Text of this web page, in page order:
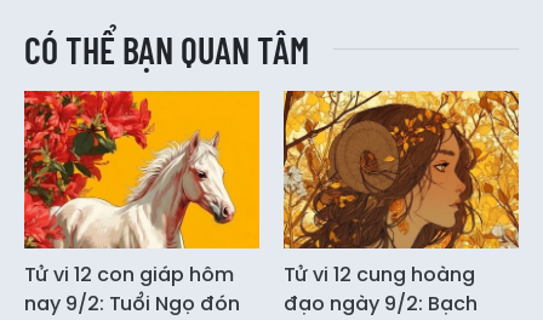
CÓ THỂ BẠN QUAN TÂM
Tử vi 12 con giáp hôm
nay 9/2: Tuổi Ngọ đón
Tử vi 12 cung hoàng
đạo ngày 9/2: Bạch